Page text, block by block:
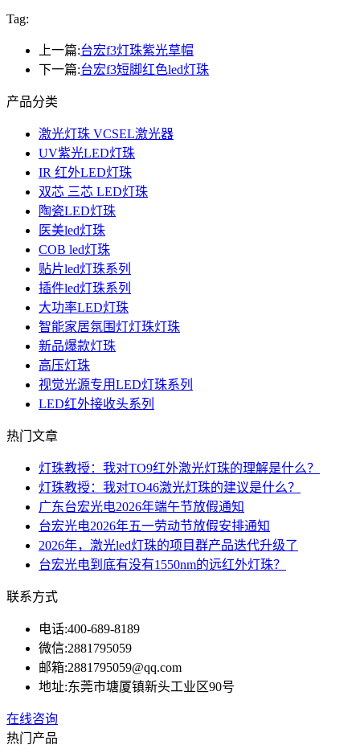
Tag:
上一篇:台宏f3灯珠紫光草帽
下一篇:台宏f3短脚红色led灯珠
产品分类
激光灯珠 VCSEL激光器
UV紫光LED灯珠
IR 红外LED灯珠
双芯 三芯 LED灯珠
陶瓷LED灯珠
医美led灯珠
COB led灯珠
贴片led灯珠系列
插件led灯珠系列
大功率LED灯珠
智能家居氛围灯灯珠灯珠
新品爆款灯珠
高压灯珠
视觉光源专用LED灯珠系列
LED红外接收头系列
热门文章
灯珠教授：我对TO9红外激光灯珠的理解是什么？
灯珠教授：我对TO46激光灯珠的建议是什么？
广东台宏光电2026年端午节放假通知
台宏光电2026年五一劳动节放假安排通知
2026年，激光led灯珠的项目群产品迭代升级了
台宏光电到底有没有1550nm的远红外灯珠？
联系方式
电话:400-689-8189
微信:2881795059
邮箱:2881795059@qq.com
地址:东莞市塘厦镇新头工业区90号
在线咨询
热门产品